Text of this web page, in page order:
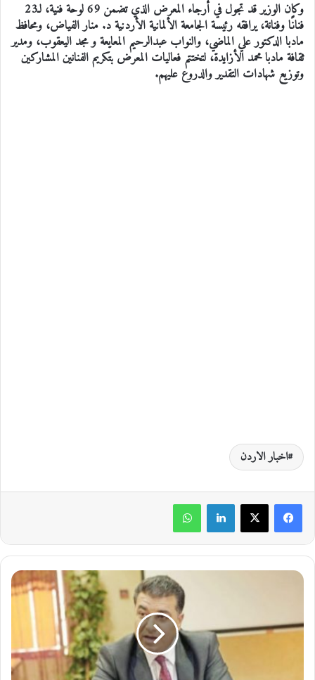
وكان الوزير قد تجول في أرجاء المعرض الذي تضمن 69 لوحة فنية، لـ23
فنانًا وفنانة، يرافقه رئيسة الجامعة الألمانية الأردنية د. منار الفياض، ومحافظ
مادبا الدكتور علي الماضي، والنواب عبدالرحيم المعايعة و مجد اليعقوب، ومدير
ثقافة مادبا محمد الأزايدة، لتختتم فعاليات المعرض بتكريم الفنانين المشاركين
وتوزيع شهادات التقدير والدروع عليهم.
اخبار الاردن
ا
ن
ي